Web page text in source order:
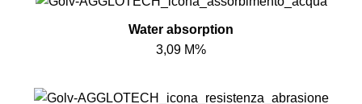
Water absorption
3,09 M%